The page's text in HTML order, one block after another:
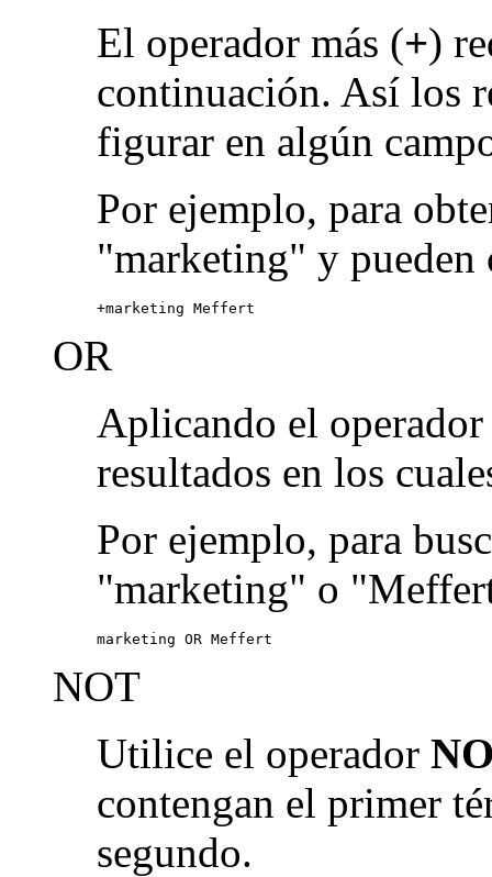
El operador más (+)
continuación. Así los
figurar en algún
Por ejemplo, para
"marketing" y
+marketing Meffert
OR
Aplicando el
resultados en los
Por ejemplo, para
"marketing" o
marketing OR Meffert
NOT
Utilice el operador
contengan el primer
segundo.